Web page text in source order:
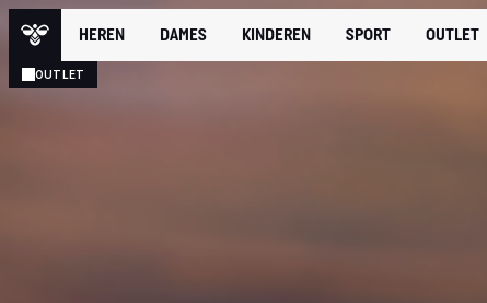
HEREN DAMES KINDEREN SPORT OUTLET
OUTLET